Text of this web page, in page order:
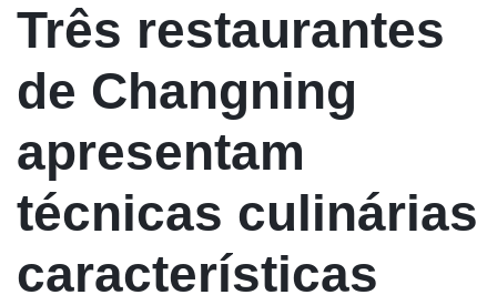
Três restaurantes
de Changning
apresentam
técnicas culinárias
características